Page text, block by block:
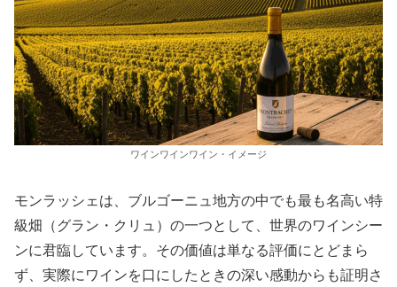
ワインワインワイン・イメージ
モンラッシェは、ブルゴーニュ地方の中でも最も名高い特
級畑（グラン・クリュ）の一つとして、世界のワインシー
ンに君臨しています。その価値は単なる評価にとどまら
ず、実際にワインを口にしたときの深い感動からも証明さ